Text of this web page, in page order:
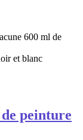
600 ml de
et blanc
peinture